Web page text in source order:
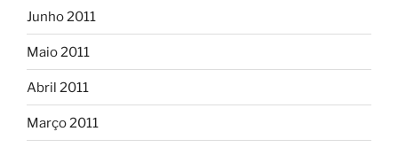
Junho 2011
Maio 2011
Abril 2011
Março 2011